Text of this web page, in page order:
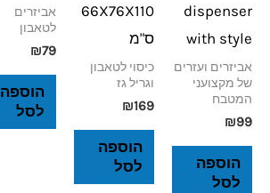
dispenser
with style
אביזרים ועזרים
של מקצועני
המטבח
₪99
הוספה
לסל
66X76X110
ס"מ
כיסוי לטאבון
וגריל גז
₪169
הוספה
לסל
אביזרים
לטאבון
₪79
הוספה
לסל